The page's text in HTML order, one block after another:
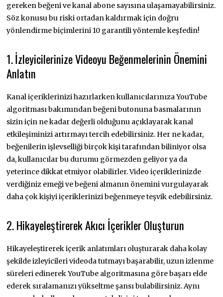
gereken beğeni ve kanal abone sayısına ulaşamayabilirsiniz.
Söz konusu bu riski ortadan kaldırmak için doğru
yönlendirme biçimlerini 10 garantili yöntemle keşfedin!
1.İzleyicilerinize Videoyu Beğenmelerinin Önemini
Anlatın
Kanal içeriklerinizi hazırlarken kullanıcılarınıza YouTube
algoritması bakımından beğeni butonuna basmalarının
sizin için ne kadar değerli olduğunu açıklayarak kanal
etkileşiminizi artırmayı tercih edebilirsiniz. Her ne kadar,
beğenilerin işlevselliği birçok kişi tarafından biliniyor olsa
da, kullanıcılar bu durumu görmezden geliyor ya da
yeterince dikkat etmiyor olabilirler. Video içeriklerinizde
verdiğiniz emeği ve beğeni almanın önemini vurgulayarak
daha çok kişiyi içeriklerinizi beğenmeye teşvik edebilirsiniz.
2. Hikayeleştirerek Akıcı İçerikler Oluşturun
Hikayeleştirerek içerik anlatımları oluşturarak daha kolay
şekilde izleyicileri videoda tutmayı başarabilir, uzun izlenme
süreleri edinerek YouTube algoritmasına göre başarı elde
ederek sıralamanızı yükseltme şansı bulabilirsiniz. Aynı